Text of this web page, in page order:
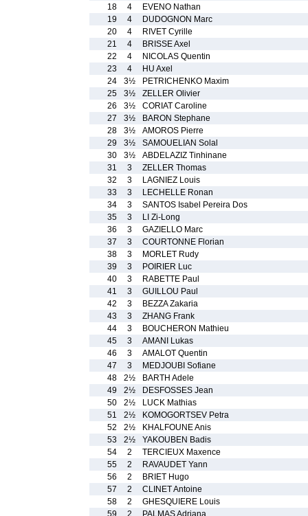
18
4
EVENO Nathan
19
4
DUDOGNON Marc
20
4
RIVET Cyrille
21
4
BRISSE Axel
22
4
NICOLAS Quentin
23
4
HU Axel
24
3½
PETRICHENKO Maxim
25
3½
ZELLER Olivier
26
3½
CORIAT Caroline
27
3½
BARON Stephane
28
3½
AMOROS Pierre
29
3½
SAMOUELIAN Solal
30
3½
ABDELAZIZ Tinhinane
31
3
ZELLER Thomas
32
3
LAGNIEZ Louis
33
3
LECHELLE Ronan
34
3
SANTOS Isabel Pereira Dos
35
3
LI Zi-Long
36
3
GAZIELLO Marc
37
3
COURTONNE Florian
38
3
MORLET Rudy
39
3
POIRIER Luc
40
3
RABETTE Paul
41
3
GUILLOU Paul
42
3
BEZZA Zakaria
43
3
ZHANG Frank
44
3
BOUCHERON Mathieu
45
3
AMANI Lukas
46
3
AMALOT Quentin
47
3
MEDJOUBI Sofiane
48
2½
BARTH Adele
49
2½
DESFOSSES Jean
50
2½
LUCK Mathias
51
2½
KOMOGORTSEV Petra
52
2½
KHALFOUNE Anis
53
2½
YAKOUBEN Badis
54
2
TERCIEUX Maxence
55
2
RAVAUDET Yann
56
2
BRIET Hugo
57
2
CLINET Antoine
58
2
GHESQUIERE Louis
59
2
PALMAS Adriana